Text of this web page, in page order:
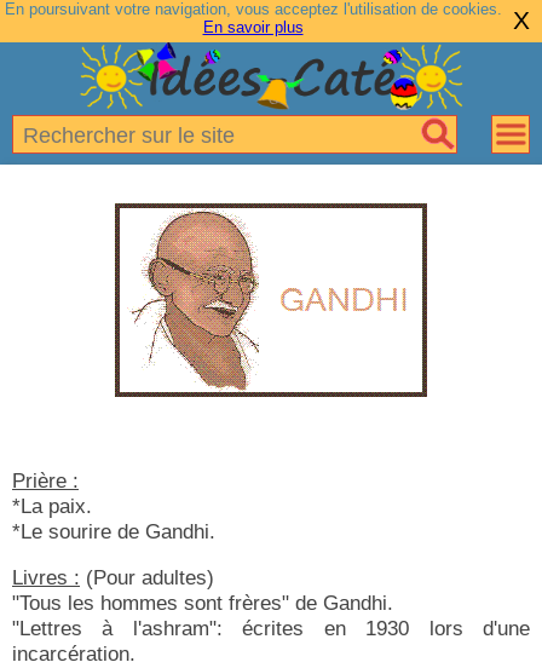
En poursuivant votre navigation, vous acceptez l'utilisation de cookies.
En savoir plus
X
Prière :
*La paix.
*Le sourire de Gandhi.
Livres : (Pour adultes)
"Tous les hommes sont frères" de Gandhi.
"Lettres à l'ashram": écrites en 1930 lors d'une
incarcération.